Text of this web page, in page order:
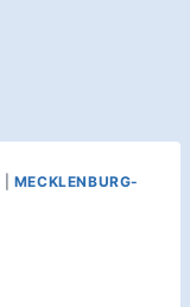
MECKLENBURG-